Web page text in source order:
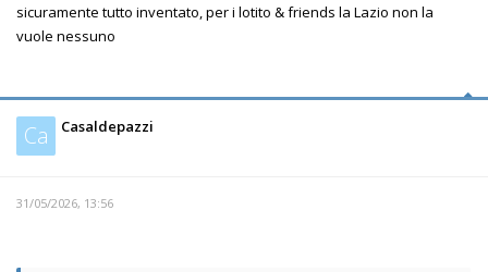
sicuramente tutto inventato, per i lotito & friends la Lazio non la
vuole nessuno
Ca Casaldepazzi
31/05/2026, 13:56